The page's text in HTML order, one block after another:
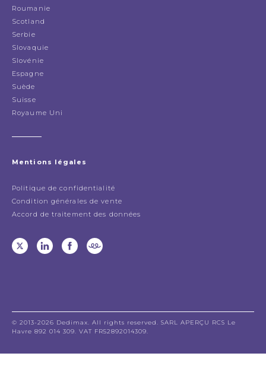
Roumanie
Scotland
Serbie
Slovaquie
Slovénie
Espagne
Suède
Suisse
Royaume Uni
Mentions légales
Politique de confidentialité
Condition générales de vente
Accord de traitement des données
© 2013-2026 Dedimax. All rights reserved. SARL APERÇU RCS Le
Havre 892 014 309. VAT FR52892014309.